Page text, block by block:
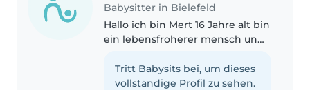
Babysitter in Bielefeld
Hallo ich bin Mert 16 Jahre alt bin
ein lebensfroherer mensch und
bin verantwortungsvoll habe
selber auch einen kleinen
Tritt Babysits bei, um dieses
vollständige Profil zu sehen.